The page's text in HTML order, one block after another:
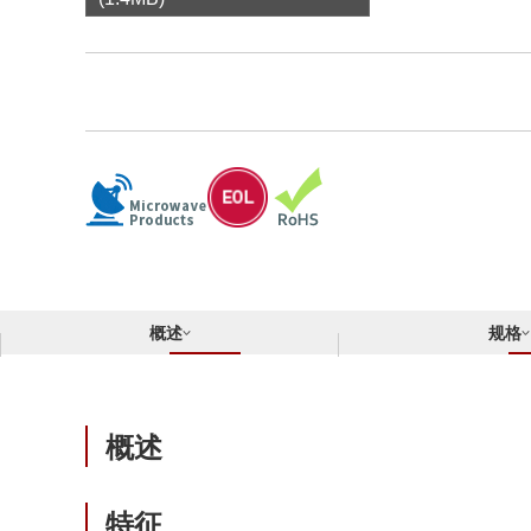
寻找交叉参考产品
了解⽇清纺微电⼦株式会社
概述 规格
概述
特征